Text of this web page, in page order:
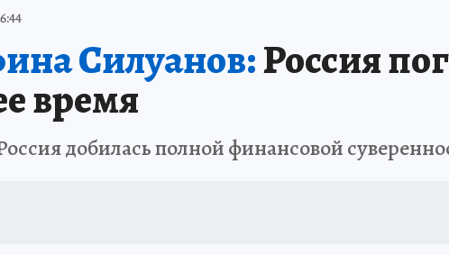
Силуанов:Россия
время
добилась полной финансовой